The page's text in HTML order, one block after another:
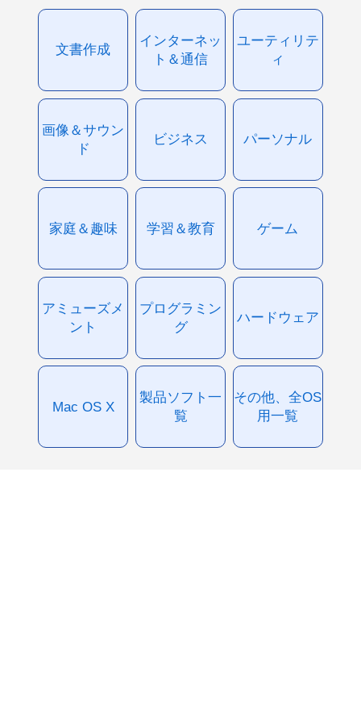
文書作成
インターネッ
ト＆通信
ユーティリテ
ィ
画像＆サウン
ド
ビジネス パーソナル
家庭＆趣味 学習＆教育 ゲーム
アミューズメ
ント
プログラミン
グ
ハードウェア
Mac OS X
製品ソフト一
覧
その他、全OS
用一覧